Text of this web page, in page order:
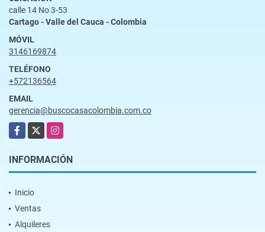
calle 14 No 3-53
Cartago - Valle del Cauca - Colombia
MÓVIL
3146169874
TELÉFONO
+572136564
EMAIL
gerencia@buscocasacolombia.com.co
Facebook
X Instagram
INFORMACIÓN
Inicio
Ventas
Alquileres